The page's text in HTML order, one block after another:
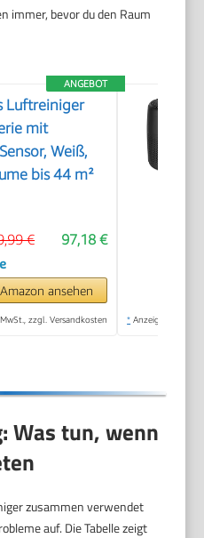
immer, bevor du den Raum
ANGEBOT
Luftreiniger
mit
Weiß,
bis 44 m²
97,18 €
€
ansehen
zzgl. Versandkosten * Anzeige
Was tun, wenn
zusammen verwendet
auf. Die Tabelle zeigt